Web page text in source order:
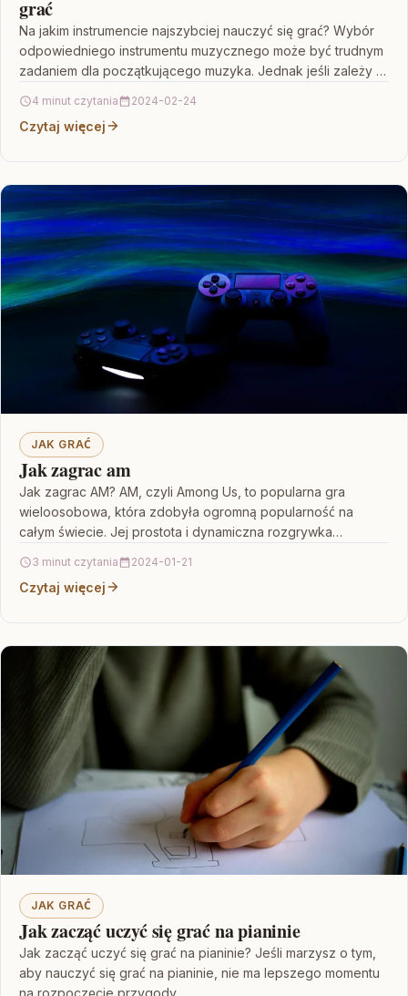
grać
Na jakim instrumencie najszybciej nauczyć się grać? Wybór
odpowiedniego instrumentu muzycznego może być trudnym
zadaniem dla początkującego muzyka. Jednak jeśli zależy Ci
4 minut czytania 2024-02-24
Czytaj więcej
JAK GRAĆ
Jak zagrac am
Jak zagrac AM? AM, czyli Among Us, to popularna gra
wieloosobowa, która zdobyła ogromną popularność na
całym świecie. Jej prostota i dynamiczna rozgrywka
3 minut czytania 2024-01-21
Czytaj więcej
JAK GRAĆ
Jak zacząć uczyć się grać na pianinie
Jak zacząć uczyć się grać na pianinie? Jeśli marzysz o tym,
aby nauczyć się grać na pianinie, nie ma lepszego momentu
na rozpoczęcie przygody…